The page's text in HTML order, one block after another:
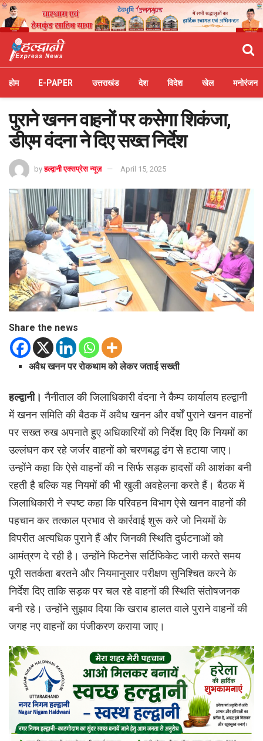
होम E-PAPER उत्तराखंड देश विदेश खेल मनोरंजन
पुराने खनन वाहनों पर कसेगा शिकंजा,
डीएम वंदना ने दिए सख्त निर्देश
by हल्द्वानी एक्सप्रेस न्यूज़ April 15, 2025
Share the news
अवैध खनन पर रोकथाम को लेकर जताई सख्ती
हल्द्वानी। नैनीताल की जिलाधिकारी वंदना ने कैम्प कार्यालय हल्द्वानी
में खनन समिति की बैठक में अवैध खनन और वर्षों पुराने खनन वाहनों
पर सख्त रुख अपनाते हुए अधिकारियों को निर्देश दिए कि नियमों का
उल्लंघन कर रहे जर्जर वाहनों को चरणबद्ध ढंग से हटाया जाए।
उन्होंने कहा कि ऐसे वाहनों की न सिर्फ सड़क हादसों की आशंका बनी
रहती है बल्कि यह नियमों की भी खुली अवहेलना करते हैं। बैठक में
जिलाधिकारी ने स्पष्ट कहा कि परिवहन विभाग ऐसे खनन वाहनों की
पहचान कर तत्काल प्रभाव से कार्रवाई शुरू करे जो नियमों के
विपरीत अत्यधिक पुराने हैं और जिनकी स्थिति दुर्घटनाओं को
आमंत्रण दे रही है। उन्होंने फिटनेस सर्टिफिकेट जारी करते समय
पूरी सतर्कता बरतने और नियमानुसार परीक्षण सुनिश्चित करने के
निर्देश दिए ताकि सड़क पर चल रहे वाहनों की स्थिति संतोषजनक
बनी रहे। उन्होंने सुझाव दिया कि खराब हालत वाले पुराने वाहनों की
जगह नए वाहनों का पंजीकरण कराया जाए।